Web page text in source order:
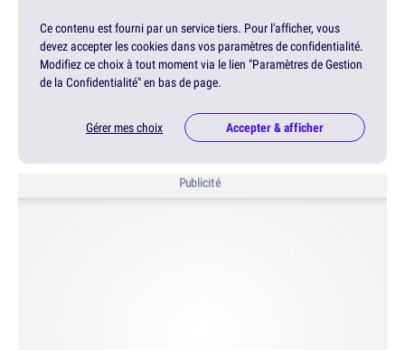
Ce contenu est fourni par un service tiers. Pour l'afficher, vous
devez accepter les cookies dans vos paramètres de confidentialité.
Modifiez ce choix à tout moment via le lien "Paramètres de Gestion
de la Confidentialité" en bas de page.
Gérer mes choix Accepter & afficher
Publicité